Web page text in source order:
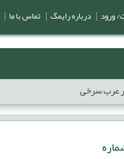
عرب سرخی
ورود درباره رایمگ تماس با ما